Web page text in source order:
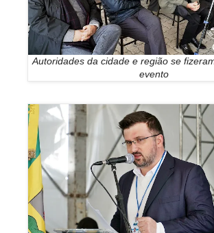
Autoridades da cidade e região se
evento